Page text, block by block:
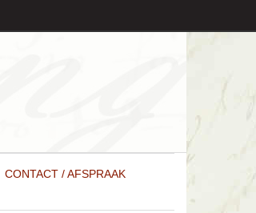
CONTACT / AFSPRAAK